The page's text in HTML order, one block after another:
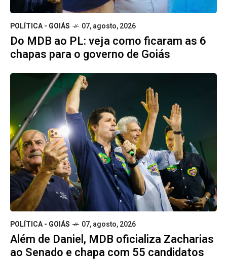
POLÍTICA - GOIÁS 07, agosto, 2026
Do MDB ao PL: veja como ficaram as 6
chapas para o governo de Goiás
POLÍTICA - GOIÁS 07, agosto, 2026
Além de Daniel, MDB oficializa Zacharias
ao Senado e chapa com 55 candidatos